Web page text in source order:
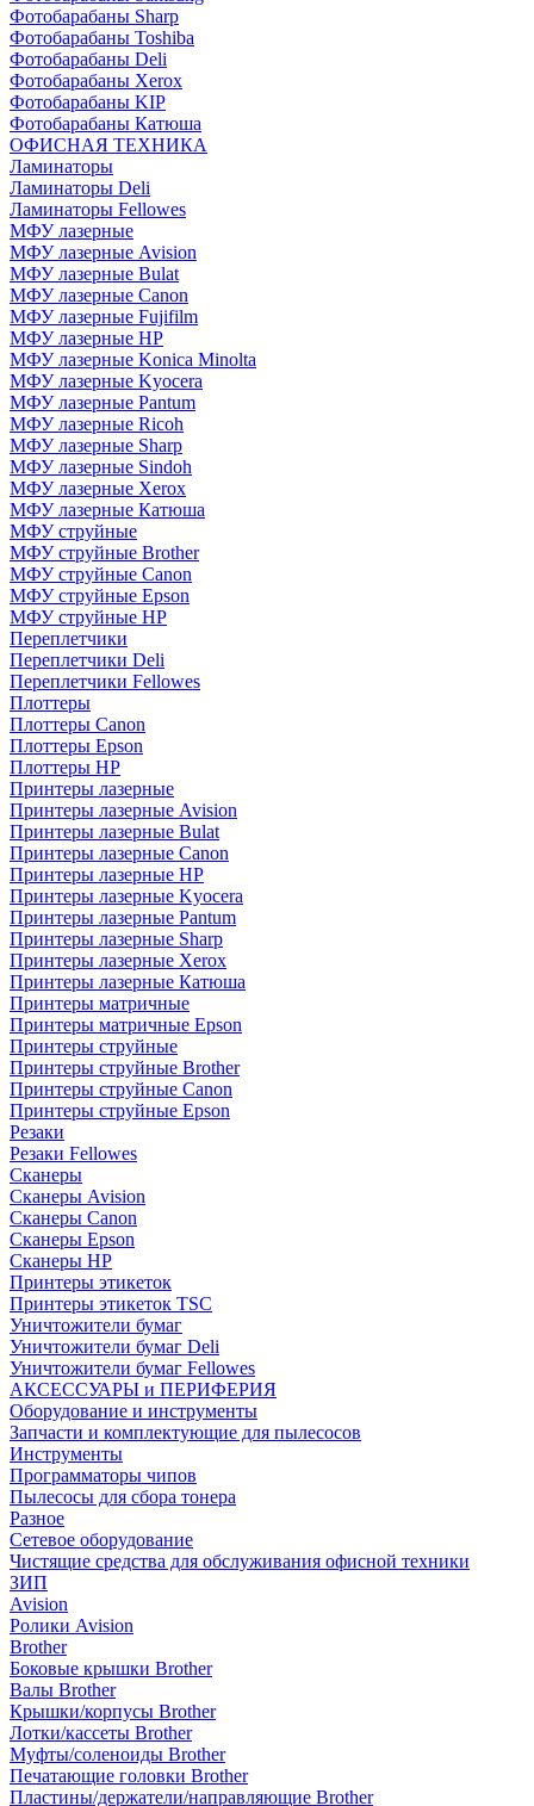
Фотобарабаны Sharp
Фотобарабаны Toshiba
Фотобарабаны Deli
Фотобарабаны Xerox
Фотобарабаны KIP
Фотобарабаны Катюша
ОФИСНАЯ ТЕХНИКА
Ламинаторы
Ламинаторы Deli
Ламинаторы Fellowes
МФУ лазерные
МФУ лазерные Avision
МФУ лазерные Bulat
МФУ лазерные Canon
МФУ лазерные Fujifilm
МФУ лазерные HP
МФУ лазерные Konica Minolta
МФУ лазерные Kyocera
МФУ лазерные Pantum
МФУ лазерные Ricoh
МФУ лазерные Sharp
МФУ лазерные Sindoh
МФУ лазерные Xerox
МФУ лазерные Катюша
МФУ струйные
МФУ струйные Brother
МФУ струйные Canon
МФУ струйные Epson
МФУ струйные HP
Переплетчики
Переплетчики Deli
Переплетчики Fellowes
Плоттеры
Плоттеры Canon
Плоттеры Epson
Плоттеры HP
Принтеры лазерные
Принтеры лазерные Avision
Принтеры лазерные Bulat
Принтеры лазерные Canon
Принтеры лазерные HP
Принтеры лазерные Kyocera
Принтеры лазерные Pantum
Принтеры лазерные Sharp
Принтеры лазерные Xerox
Принтеры лазерные Катюша
Принтеры матричные
Принтеры матричные Epson
Принтеры струйные
Принтеры струйные Brother
Принтеры струйные Canon
Принтеры струйные Epson
Резаки
Резаки Fellowes
Сканеры
Сканеры Avision
Сканеры Canon
Сканеры Epson
Сканеры HP
Принтеры этикеток
Принтеры этикеток TSC
Уничтожители бумаг
Уничтожители бумаг Deli
Уничтожители бумаг Fellowes
АКСЕССУАРЫ и ПЕРИФЕРИЯ
Оборудование и инструменты
Запчасти и комплектующие для пылесосов
Инструменты
Программаторы чипов
Пылесосы для сбора тонера
Разное
Сетевое оборудование
Чистящие средства для обслуживания офисной техники
ЗИП
Avision
Ролики Avision
Brother
Боковые крышки Brother
Валы Brother
Крышки/корпусы Brother
Лотки/кассеты Brother
Муфты/соленоиды Brother
Печатающие головки Brother
Пластины/держатели/направляющие Brother